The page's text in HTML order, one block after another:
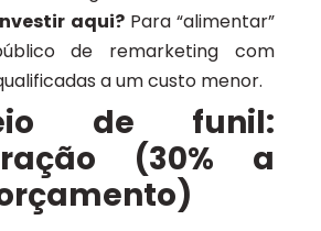
aqui?Para “alimentar”
de remarketing com
a um custo menor.
de funil:
(30% a